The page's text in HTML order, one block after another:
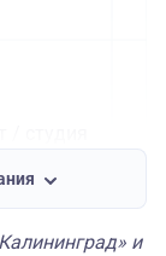
500
и